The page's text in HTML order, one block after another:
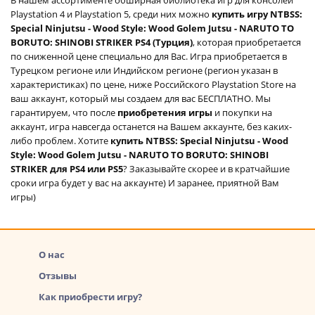
Playstation 4 и Playstation 5, среди них можно купить игру NTBSS:
Special Ninjutsu - Wood Style: Wood Golem Jutsu - NARUTO TO
BORUTO: SHINOBI STRIKER PS4 (Турция), которая приобретается
по сниженной цене специально для Вас. Игра приобретается в
Турецком регионе или Индийском регионе (регион указан в
характеристиках) по цене, ниже Российского Playstation Store на
ваш аккаунт, который мы создаем для вас БЕСПЛАТНО. Мы
гарантируем, что после приобретения игры и покупки на
аккаунт, игра навсегда останется на Вашем аккаунте, без каких-
либо проблем. Хотите купить NTBSS: Special Ninjutsu - Wood
Style: Wood Golem Jutsu - NARUTO TO BORUTO: SHINOBI
STRIKER для PS4 или PS5? Заказывайте скорее и в кратчайшие
сроки игра будет у вас на аккаунте) И заранее, приятной Вам
игры)
О нас
Отзывы
Как приобрести игру?